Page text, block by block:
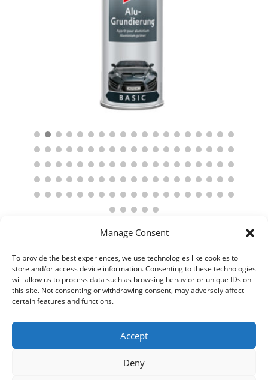
Manage Consent
To provide the best experiences, we use technologies like cookies to
store and/or access device information. Consenting to these technologies
will allow us to process data such as browsing behavior or unique IDs on
this site. Not consenting or withdrawing consent, may adversely affect
certain features and functions.
Accept
Deny
© 2021 Kaméleon Hungary Kft. Minden jog fenntartva. All rights